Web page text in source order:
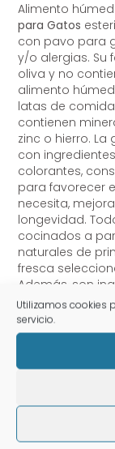
Utilizamos cookies
servicio.
Alimento
para Gatos
con pavo para
y/o alergias. Su
oliva y no
alimento
latas de
contienen
zinc o hierro. La gama Naturcat está elaborada
con
colorantes,
para favorecer
necesita,
longevidad.
cocinados a
naturales de
fresca
Además, son
para mejorar la
alimentación
exigentes.
Pavo (70%),
minerales
(0,5%) y aceite